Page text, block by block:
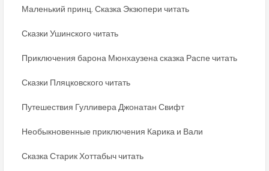
Маленький принц. Сказка Экзюпери читать
Сказки Ушинского читать
Приключения барона Мюнхаузена сказка Распе читать
Сказки Пляцковского читать
Путешествия Гулливера Джонатан Свифт
Необыкновенные приключения Карика и Вали
Сказка Старик Хоттабыч читать